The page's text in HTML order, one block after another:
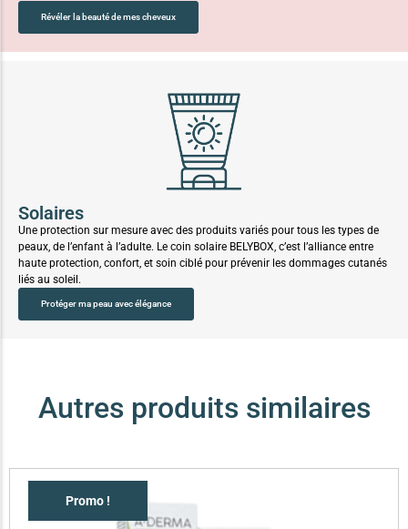
Révéler la beauté de mes cheveux
Solaires
Une protection sur mesure avec des produits variés pour tous les types de
peaux, de l’enfant à l’adulte. Le coin solaire BELYBOX, c’est l’alliance entre
haute protection, confort, et soin ciblé pour prévenir les dommages cutanés
liés au soleil.
Protéger ma peau avec élégance
Autres produits similaires
Promo !